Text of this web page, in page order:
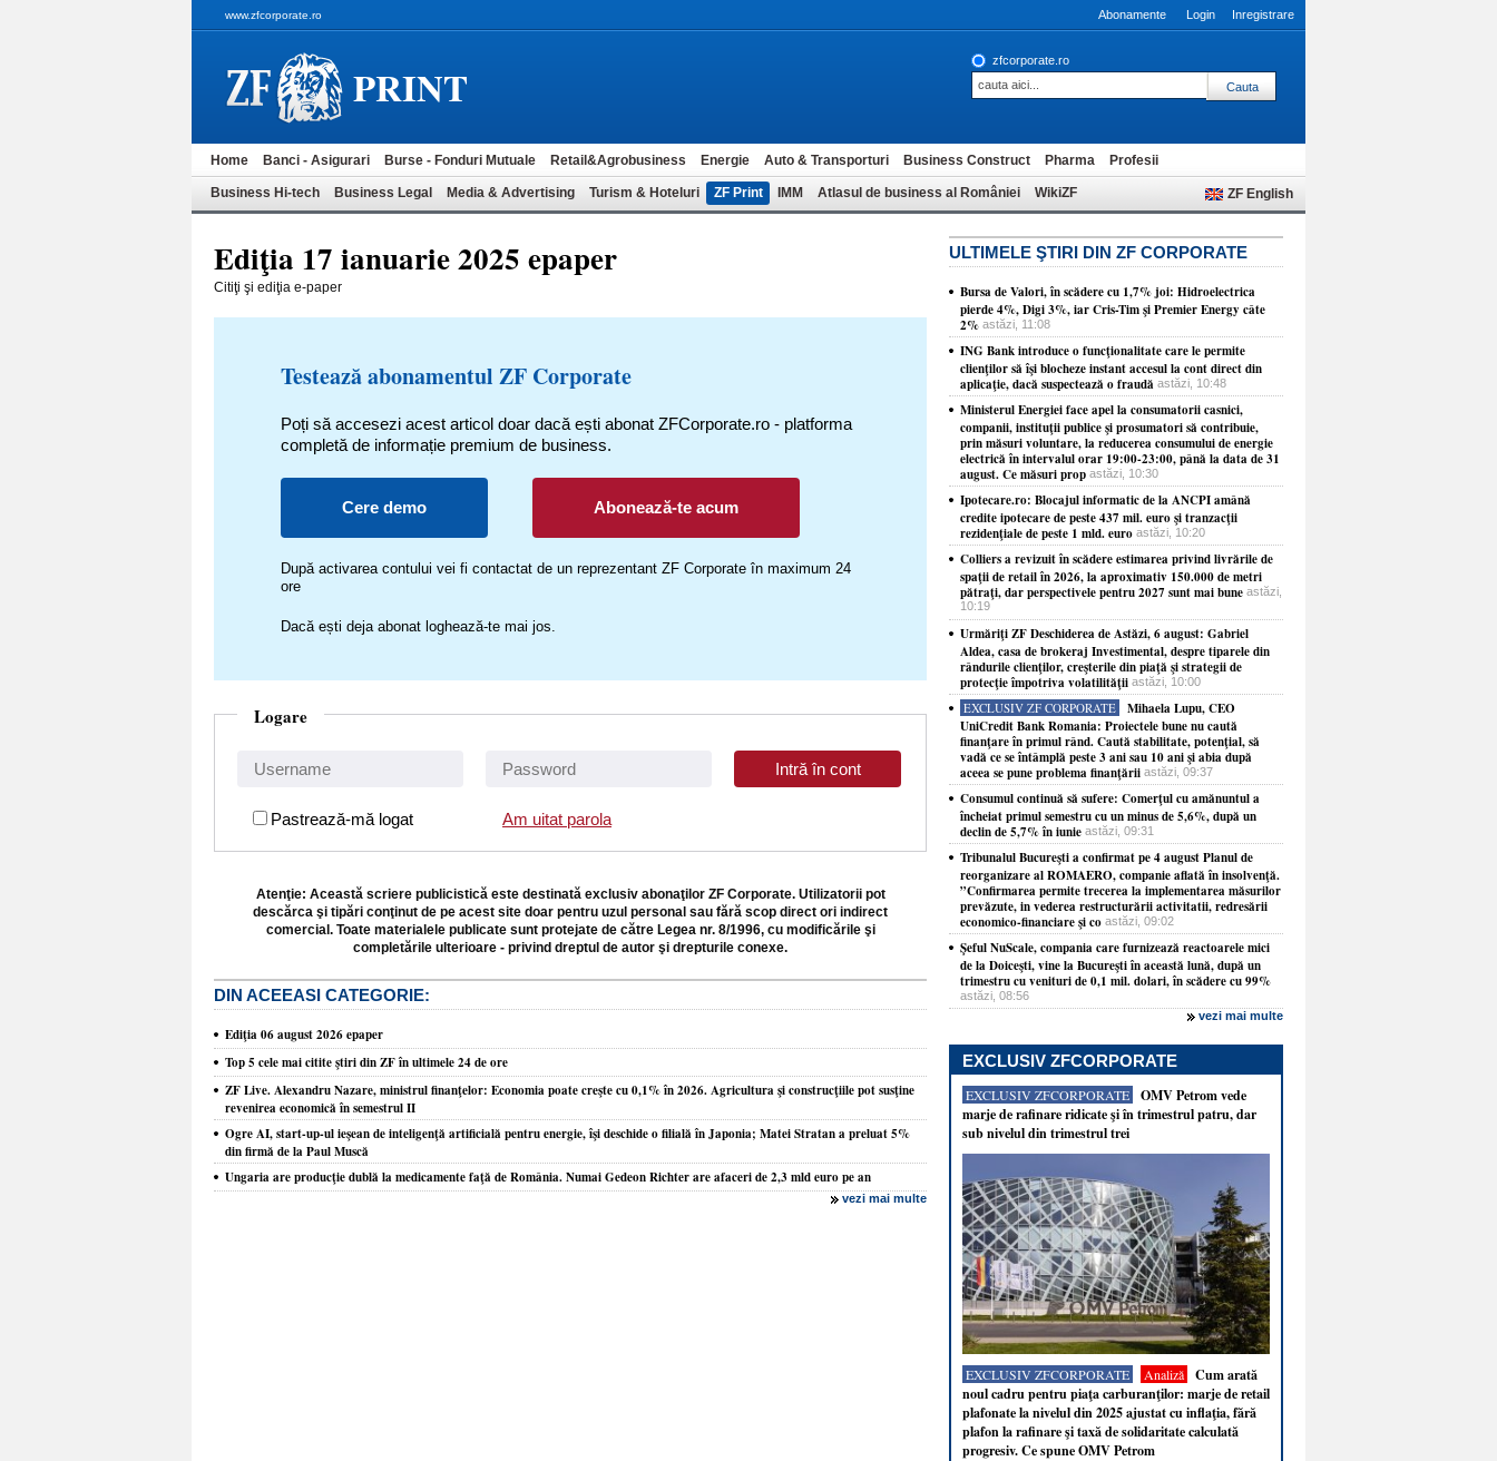
www.zfcorporate.ro Abonamente Login Inregistrare
PRINT zfcorporate.ro
Home Banci - Asigurari Burse - Fonduri Mutuale Retail&Agrobusiness Energie Auto & Transporturi Business Construct Pharma Profesii
Business Hi-tech Business Legal Media & Advertising Turism & Hoteluri ZF Print IMM Atlasul de business al României WikiZF ZF English
Ediţia 17 ianuarie 2025 epaper
Citiţi şi ediţia e-paper
Testează abonamentul ZF Corporate
Poți să accesezi acest articol doar dacă ești abonat ZFCorporate.ro - platforma
completă de informație premium de business.
Cere demo Abonează-te acum
După activarea contului vei fi contactat de un reprezentant ZF Corporate în maximum 24
ore
Dacă ești deja abonat loghează-te mai jos.
Logare
Pastrează-mă logat Am uitat parola
Atenţie: Această scriere publicistică este destinată exclusiv abonaţilor ZF Corporate. Utilizatorii pot
descărca şi tipări conţinut de pe acest site doar pentru uzul personal sau fără scop direct ori indirect
comercial. Toate materialele publicate sunt protejate de către Legea nr. 8/1996, cu modificările şi
completările ulterioare - privind dreptul de autor şi drepturile conexe.
DIN ACEEASI CATEGORIE:
Ediţia 06 august 2026 epaper
Top 5 cele mai citite ştiri din ZF în ultimele 24 de ore
ZF Live. Alexandru Nazare, ministrul finanţelor: Economia poate creşte cu 0,1% în 2026. Agricultura şi construcţiile pot susţine
revenirea economică în semestrul II
Ogre AI, start-up-ul ieşean de inteligenţă artificială pentru energie, îşi deschide o filială în Japonia; Matei Stratan a preluat 5%
din firmă de la Paul Muscă
Ungaria are producţie dublă la medicamente faţă de România. Numai Gedeon Richter are afaceri de 2,3 mld euro pe an
vezi mai multe
ULTIMELE ŞTIRI DIN ZF CORPORATE
Bursa de Valori, în scădere cu 1,7% joi: Hidroelectrica
pierde 4%, Digi 3%, iar Cris-Tim şi Premier Energy câte
2% astăzi, 11:08
ING Bank introduce o funcţionalitate care le permite
clienţilor să îşi blocheze instant accesul la cont direct din
aplicaţie, dacă suspectează o fraudă astăzi, 10:48
Ministerul Energiei face apel la consumatorii casnici,
companii, instituţii publice şi prosumatori să contribuie,
prin măsuri voluntare, la reducerea consumului de energie
electrică în intervalul orar 19:00-23:00, până la data de 31
august. Ce măsuri prop astăzi, 10:30
Ipotecare.ro: Blocajul informatic de la ANCPI amână
credite ipotecare de peste 437 mil. euro şi tranzacţii
rezidenţiale de peste 1 mld. euro astăzi, 10:20
Colliers a revizuit în scădere estimarea privind livrările de
spaţii de retail în 2026, la aproximativ 150.000 de metri
pătraţi, dar perspectivele pentru 2027 sunt mai bune astăzi,
10:19
Urmăriţi ZF Deschiderea de Astăzi, 6 august: Gabriel
Aldea, casa de brokeraj Investimental, despre tiparele din
rândurile clienţilor, creşterile din piaţă şi strategii de
protecţie împotriva volatilităţii astăzi, 10:00
EXCLUSIV ZF CORPORATE Mihaela Lupu, CEO
UniCredit Bank Romania: Proiectele bune nu caută
finanţare în primul rând. Caută stabilitate, potenţial, să
vadă ce se întâmplă peste 3 ani sau 10 ani şi abia după
aceea se pune problema finanţării astăzi, 09:37
Consumul continuă să sufere: Comerţul cu amănuntul a
încheiat primul semestru cu un minus de 5,6%, după un
declin de 5,7% în iunie astăzi, 09:31
Tribunalul Bucureşti a confirmat pe 4 august Planul de
reorganizare al ROMAERO, companie aflată în insolvenţă.
”Confirmarea permite trecerea la implementarea măsurilor
prevăzute, in vederea restructurării activitatii, redresării
economico-financiare şi co astăzi, 09:02
Şeful NuScale, compania care furnizează reactoarele mici
de la Doiceşti, vine la Bucureşti în această lună, după un
trimestru cu venituri de 0,1 mil. dolari, în scădere cu 99%
astăzi, 08:56
vezi mai multe
EXCLUSIV ZFCORPORATE
EXCLUSIV ZFCORPORATE
OMV Petrom vede
marje de rafinare ridicate şi în trimestrul patru, dar
sub nivelul din trimestrul trei
EXCLUSIV ZFCORPORATE Analiză
Cum arată
noul cadru pentru piaţa carburanţilor: marje de retail
plafonate la nivelul din 2025 ajustat cu inflaţia, fără
plafon la rafinare şi taxă de solidaritate calculată
progresiv. Ce spune OMV Petrom